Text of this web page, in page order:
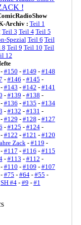
Archiv : Teil 1
Teil 3 Teil 4 Teil 5
Spezial Teil 6 Teil
8 Teil 9 Teil 10 Teil
12
- #150 - #149 - #148
- #146 - #145 -
#143 - #142 - #141
- #139 - #138 -
- #136 - #135 - #134
- #132 - #131 -
- #129 - #128 - #127
- #125 - #124-
- #122 - #121 - #120
Zack- #119 -
- #117 - #116 - #115
- #113 - #112 -
- #110 - #109 - #107
#75 - #64- #55 -
SH #4- #9 - #1